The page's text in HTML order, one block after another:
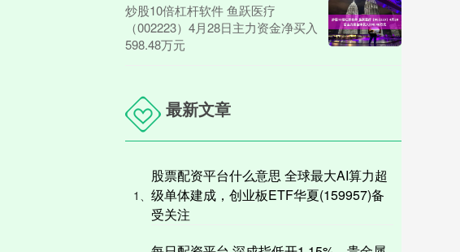
炒股10倍杠杆软件 鱼跃医疗
（002223）4月28日主力资金净买入
598.48万元
最新文章
1、
股票配资平台什么意思 全球最大AI算力超
级单体建成，创业板ETF华夏(159957)备
受关注